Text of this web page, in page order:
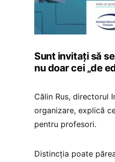
Sunt invitați să
nu doar cei „de
Călin Rus, directorul
organizare, explică
pentru profesori.
Distincția poate